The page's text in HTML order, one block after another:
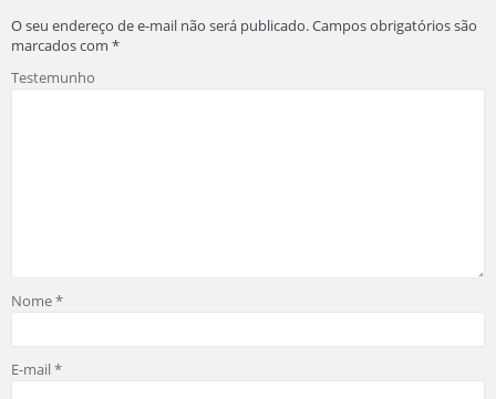
O seu endereço de e-mail não será publicado.Campos obrigatórios são
marcados com *
Testemunho
Nome*
E-mail*